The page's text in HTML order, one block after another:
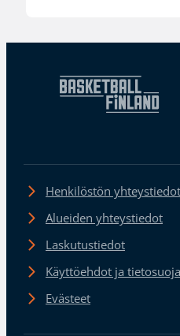
Henkilöstön yhteystiedot
Alueiden yhteystiedot
Laskutustiedot
Käyttöehdot ja tietosuoja
Evästeet